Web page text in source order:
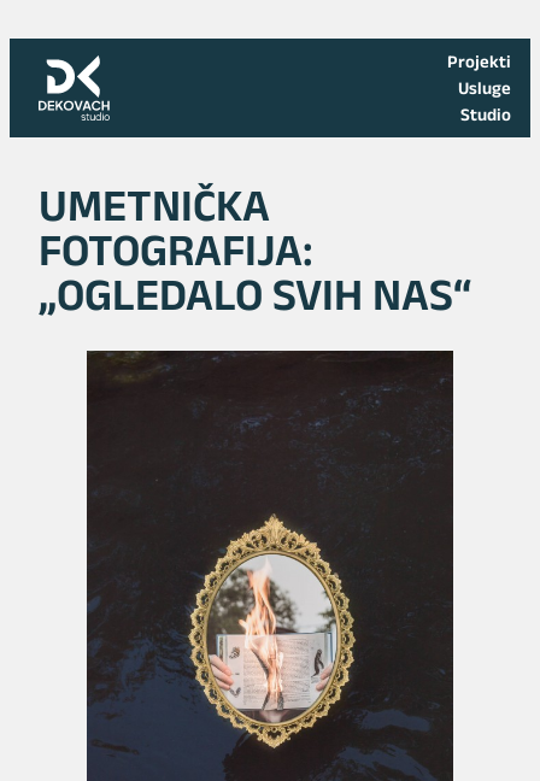
sadržaj
Projekti
Usluge
Studio
UMETNIČKA
FOTOGRAFIJA:
„OGLEDALO SVIH NAS“